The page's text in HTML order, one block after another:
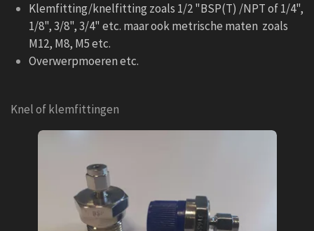
Klemfitting/knelfitting zoals 1/2 "BSP(T) /NPT of 1/4",
1/8", 3/8", 3/4" etc. maar ook metrische maten zoals
M12, M8, M5 etc.
Overwerpmoeren etc.
Knel of klemfittingen